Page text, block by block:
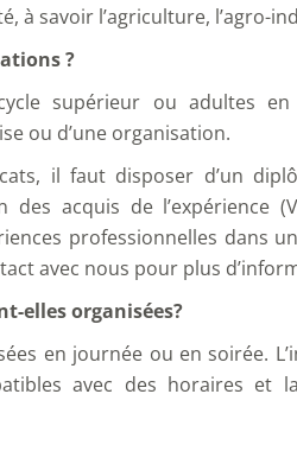
à savoir l’agriculture, l’agro-
?
supérieur ou adultes en
ou d’une organisation.
il faut disposer d’un
des acquis de l’expérience
professionnelles dans
avec nous pour plus
elles organisées?
en journée ou en soirée.
avec des horaires et